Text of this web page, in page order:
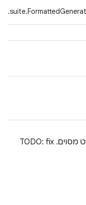
כלי דיווח שמאפשר ליצור דוחות בפורמט מסוים. TODO: fix